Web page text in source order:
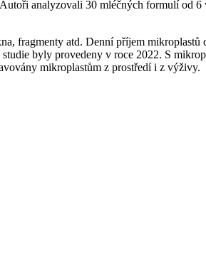
analyzovali 30 mléčných formulí od
fragmenty atd. Denní příjem mikroplastů
byly provedeny v roce 2022. S
mikroplastům z prostředí i z výživy.